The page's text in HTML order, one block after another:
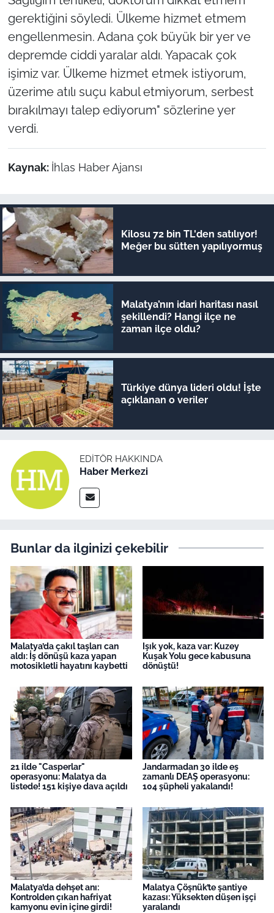
gerektiğini söyledi. Ülkeme hizmet etmem
engellenmesin. Adana çok büyük bir yer ve
depremde ciddi yaralar aldı. Yapacak çok
işimiz var. Ülkeme hizmet etmek istiyorum,
üzerime atılı suçu kabul etmiyorum, serbest
bırakılmayı talep ediyorum" sözlerine yer
verdi.
Kaynak: İhlas Haber Ajansı
Kilosu 72 bin TL'den satılıyor!
Meğer bu sütten yapılıyormuş
Malatya’nın idari haritası nasıl
şekillendi? Hangi ilçe ne
zaman ilçe oldu?
Türkiye dünya lideri oldu! İşte
açıklanan o veriler
EDITÖR HAKKINDA
Haber Merkezi
Bunlar da ilginizi çekebilir
Malatya’da çakıl taşları can
aldı: İş dönüşü kaza yapan
motosikletli hayatını kaybetti
Işık yok, kaza var: Kuzey
Kuşak Yolu gece kabusuna
dönüştü!
21 ilde "Casperlar"
operasyonu: Malatya da
listede! 151 kişiye dava açıldı
Jandarmadan 30 ilde eş
zamanlı DEAŞ operasyonu:
104 şüpheli yakalandı!
Malatya’da dehşet anı:
Kontrolden çıkan hafriyat
kamyonu evin içine girdi!
Malatya Çöşnük’te şantiye
kazası: Yüksekten düşen işçi
yaralandı